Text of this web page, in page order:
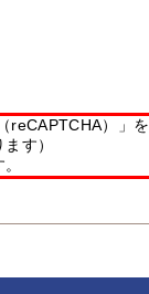
reCAPTCHA）」を
す）